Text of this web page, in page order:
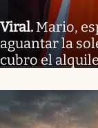
Viral. Mario,
aguantar la
cubro el